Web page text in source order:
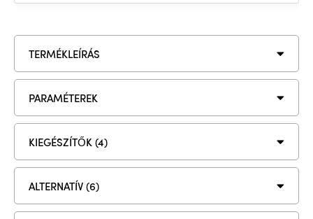
TERMÉKLEÍRÁS
PARAMÉTEREK
KIEGÉSZÍTŐK (4)
ALTERNATÍV (6)